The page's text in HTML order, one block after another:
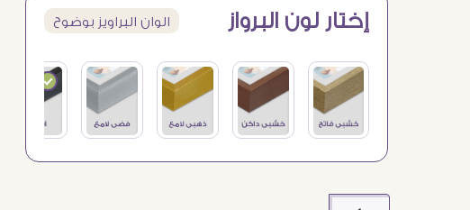
إختار لون البرواز الوان البراويز بوضوح